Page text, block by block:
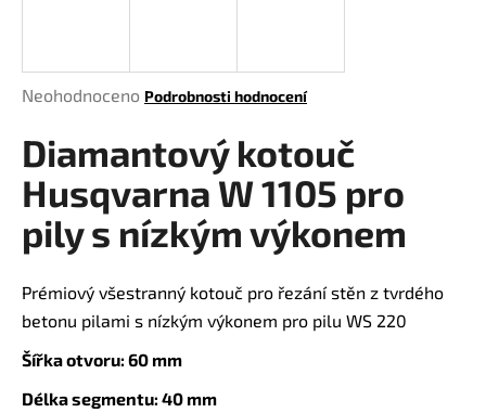
Průměrné
produktu
je
0,0
z
5
hvězdiček.
Neohodnoceno Podrobnosti hodnocení
Diamantový kotouč
Husqvarna W 1105 pro
pily s nízkým výkonem
Prémiový všestranný kotouč pro řezání stěn z tvrdého
betonu pilami s nízkým výkonem pro pilu WS 220
Šířka otvoru: 60 mm
Délka segmentu: 40 mm
í
t
?
HLEDAT
D
p